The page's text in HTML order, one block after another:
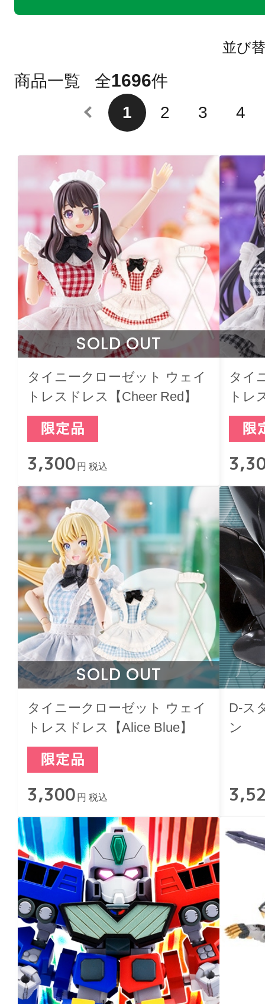
並び
商品一覧 全1696件
1
2 3 4
SOLD OUT
タイニークローゼット ウェイ
トレスドレス【Cheer Red】
3,300 円 税込
タイ
トレ
Black
SOLD OUT
タイニークローゼット ウェイ
トレスドレス【Alice Blue】
3,300 円 税込
D-ス
ン